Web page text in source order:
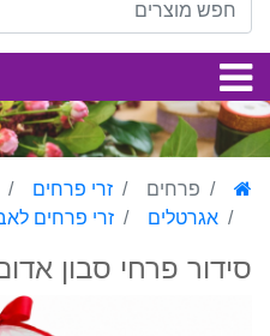
פרחים זרי פרחים
אגרטלים
זרי פרחים
סידור פרחי סבון